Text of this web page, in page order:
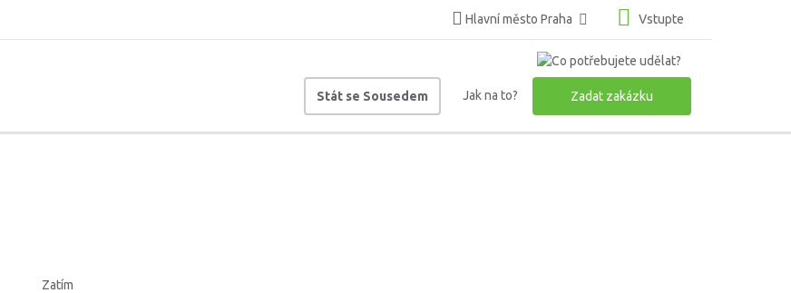
Hlavní město Praha Vstupte
Stát se Sousedem Jak na to? Zadat zakázku
Zatím